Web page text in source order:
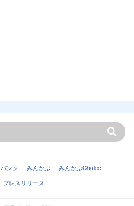
バンク みんかぶ
みんかぶChoice
プレスリリース